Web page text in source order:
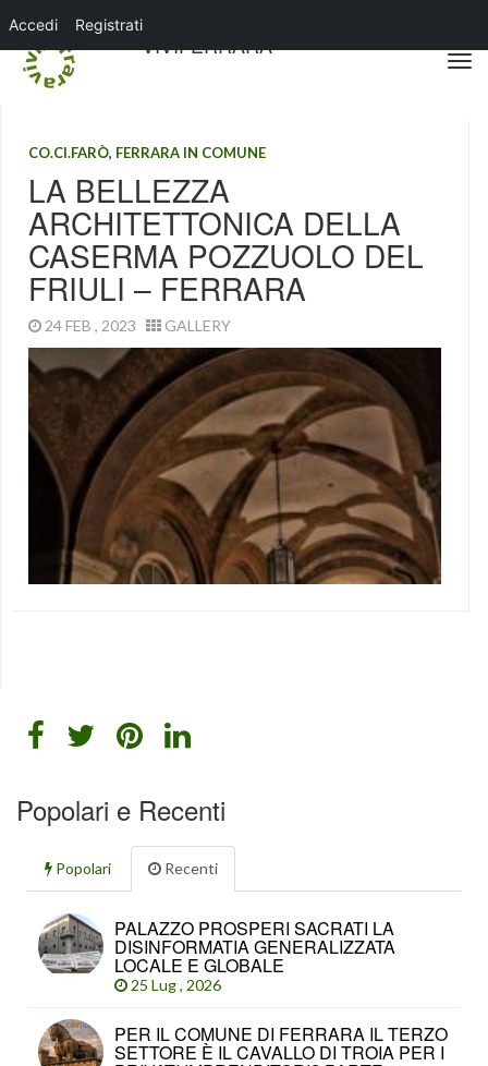
VIVIFERRARA
CO.CI.FARÒ, FERRARA IN COMUNE
LA BELLEZZA
ARCHITETTONICA DELLA
CASERMA POZZUOLO DEL
FRIULI – FERRARA
24 FEB , 2023 GALLERY
e giustificano in pieno il vincolo posto dal Ministero dei Beni
Culturali su questo bene. Quello che chiedo è di […]
Popolari e Recenti
Popolari Recenti
PALAZZO PROSPERI SACRATI LA
DISINFORMATIA GENERALIZZATA
LOCALE E GLOBALE
25 Lug , 2026
PER IL COMUNE DI FERRARA IL TERZO
SETTORE È IL CAVALLO DI TROIA PER I
Accedi Registrati